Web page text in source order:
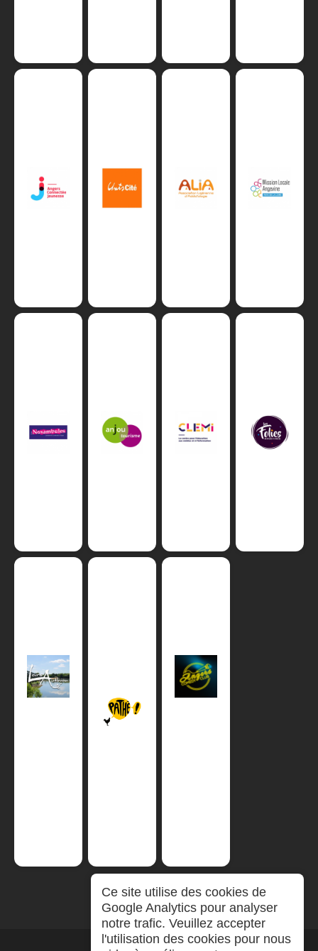
Ce site utilise des cookies de
Google Analytics pour analyser
notre trafic. Veuillez accepter
l'utilisation des cookies pour nous